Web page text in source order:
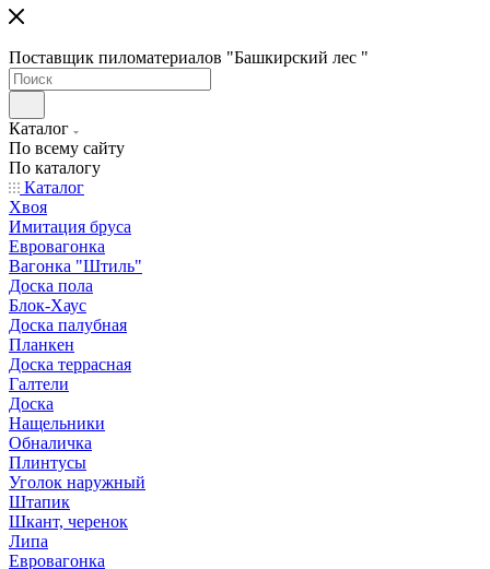
Поставщик пиломатериалов "Башкирский лес "
Каталог
По всему сайту
По каталогу
Каталог
Хвоя
Имитация бруса
Евровагонка
Вагонка "Штиль"
Доска пола
Блок-Хаус
Доска палубная
Планкен
Доска террасная
Галтели
Доска
Нащельники
Обналичка
Плинтусы
Уголок наружный
Штапик
Шкант, черенок
Липа
Евровагонка